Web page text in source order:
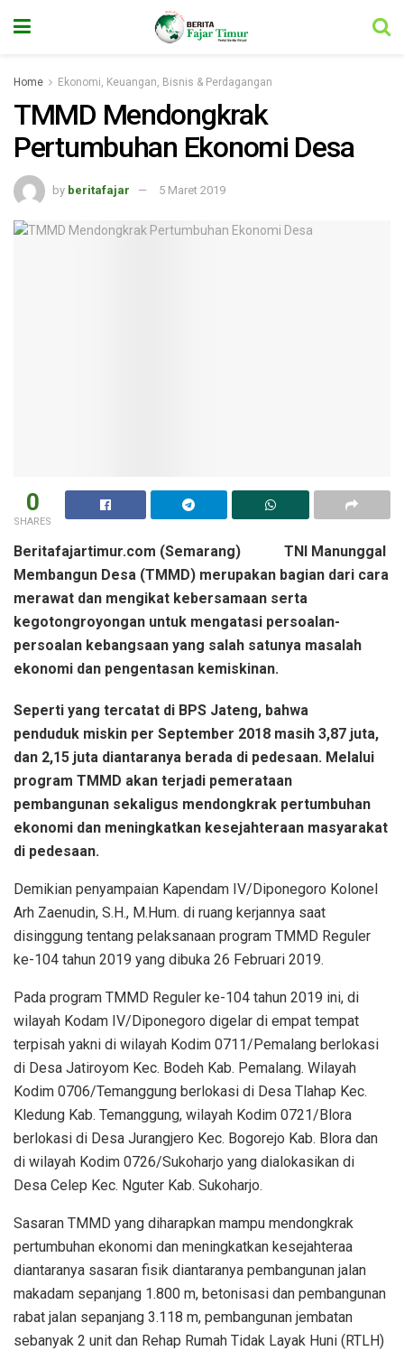
Home Ekonomi, Keuangan, Bisnis & Perdagangan
TMMD Mendongkrak
Pertumbuhan Ekonomi Desa
by beritafajar 5 Maret 2019
0
SHARES
Beritafajartimur.com (Semarang) TNI Manunggal
Membangun Desa (TMMD) merupakan bagian dari cara
merawat dan mengikat kebersamaan serta
kegotongroyongan untuk mengatasi persoalan-
persoalan kebangsaan yang salah satunya masalah
ekonomi dan pengentasan kemiskinan.
Seperti yang tercatat di BPS Jateng, bahwa
penduduk miskin per September 2018 masih 3,87 juta,
dan 2,15 juta diantaranya berada di pedesaan. Melalui
program TMMD akan terjadi pemerataan
pembangunan sekaligus mendongkrak pertumbuhan
ekonomi dan meningkatkan kesejahteraan masyarakat
di pedesaan.
Demikian penyampaian Kapendam IV/Diponegoro Kolonel
Arh Zaenudin, S.H., M.Hum. di ruang kerjannya saat
disinggung tentang pelaksanaan program TMMD Reguler
ke-104 tahun 2019 yang dibuka 26 Februari 2019.
Pada program TMMD Reguler ke-104 tahun 2019 ini, di
wilayah Kodam IV/Diponegoro digelar di empat tempat
terpisah yakni di wilayah Kodim 0711/Pemalang berlokasi
di Desa Jatiroyom Kec. Bodeh Kab. Pemalang. Wilayah
Kodim 0706/Temanggung berlokasi di Desa Tlahap Kec.
Kledung Kab. Temanggung, wilayah Kodim 0721/Blora
berlokasi di Desa Jurangjero Kec. Bogorejo Kab. Blora dan
di wilayah Kodim 0726/Sukoharjo yang dialokasikan di
Desa Celep Kec. Nguter Kab. Sukoharjo.
Sasaran TMMD yang diharapkan mampu mendongkrak
pertumbuhan ekonomi dan meningkatkan kesejahteraa
diantaranya sasaran fisik diantaranya pembangunan jalan
makadam sepanjang 1.800 m, betonisasi dan pembangunan
rabat jalan sepanjang 3.118 m, pembangunan jembatan
sebanyak 2 unit dan Rehap Rumah Tidak Layak Huni (RTLH)